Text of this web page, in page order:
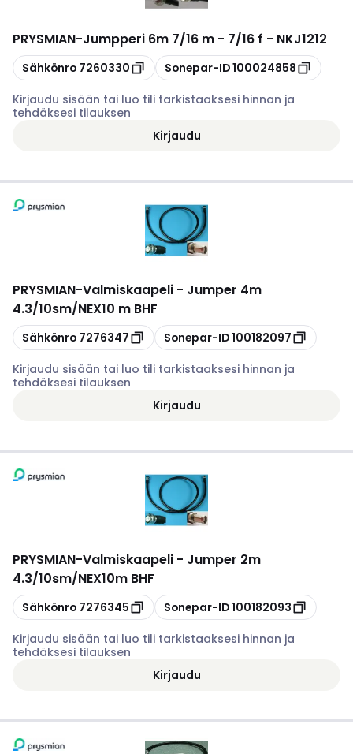
PRYSMIAN-Jumpperi 6m 7/16 m - 7/16 f - NKJ1212
Kopioi
Sähkönro 7260330 Kopioi
Sonepar-ID100024858
Kirjaudu sisään tai luo tili tarkistaaksesi hinnan ja
tehdäksesi tilauksen
Kirjaudu
PRYSMIAN-Valmiskaapeli - Jumper 4m
4.3/10sm/NEX10 m BHF
Kopioi
Sähkönro 7276347 Kopioi
Sonepar-ID100182097
Kirjaudu sisään tai luo tili tarkistaaksesi hinnan ja
tehdäksesi tilauksen
Kirjaudu
PRYSMIAN-Valmiskaapeli - Jumper 2m
4.3/10sm/NEX10m BHF
Kopioi
Sähkönro 7276345 Kopioi
Sonepar-ID100182093
Kirjaudu sisään tai luo tili tarkistaaksesi hinnan ja
tehdäksesi tilauksen
Kirjaudu